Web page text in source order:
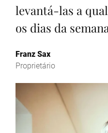
levantá-las a
os dias da
Franz Sax
Proprietário